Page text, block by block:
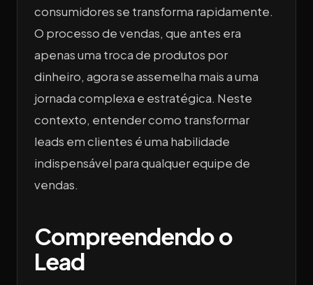
consumidores se transforma rapidamente.
O processo de vendas, que antes era
apenas uma troca de produtos por
dinheiro, agora se assemelha mais a uma
jornada complexa e estratégica. Neste
contexto, entender como transformar
leads em clientes é uma habilidade
indispensável para qualquer equipe de
vendas.
Compreendendo o
Lead